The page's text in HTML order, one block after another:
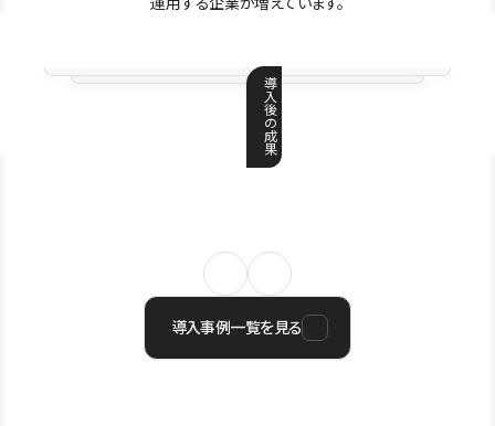
導
入
後
の
成
果
導入事例一覧を見る